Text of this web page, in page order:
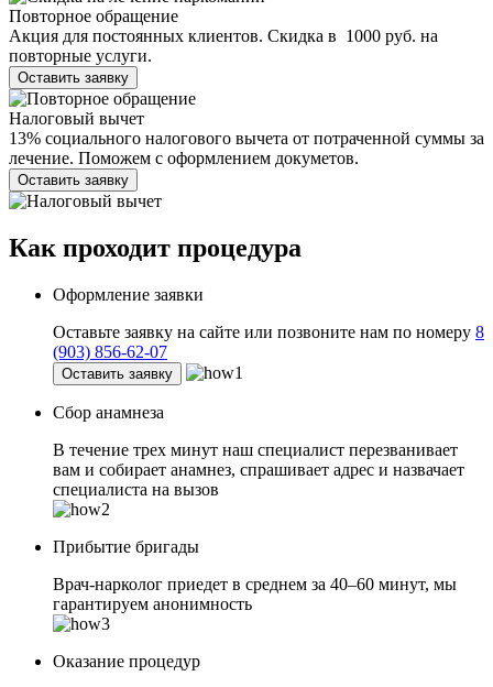
Повторное обращение
Акция для постоянных клиентов. Скидка в 1000 руб. на
повторные услуги.
Оставить заявку
Налоговый вычет
13% социального налогового вычета от потраченной суммы за
лечение. Поможем с оформлением докуметов.
Оставить заявку
Как проходит процедура
Оформление заявки
Оставьте заявку на сайте или позвоните нам по номеру 8
(903) 856-62-07
Оставить заявку
Сбор анамнеза
В течение трех минут наш специалист перезванивает
вам и собирает анамнез, спрашивает адрес и назвачает
специалиста на вызов
Прибытие бригады
Врач-нарколог приедет в среднем за 40–60 минут, мы
гарантируем анонимность
Оказание процедур